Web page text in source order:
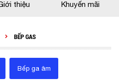
thiệu Khuyến mãi
BẾP GAS
Bếp ga âm